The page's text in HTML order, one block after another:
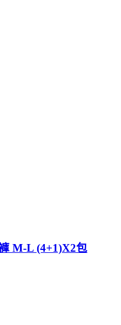
M-L (4+1)X2包